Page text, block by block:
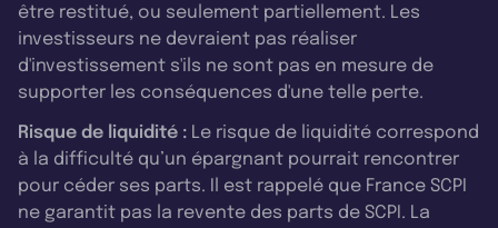
être restitué, ou seulement partiellement. Les
investisseurs ne devraient pas réaliser
d'investissement s'ils ne sont pas en mesure de
supporter les conséquences d'une telle perte.
Risque de liquidité : Le risque de liquidité correspond
à la difficulté qu’un épargnant pourrait rencontrer
pour céder ses parts. Il est rappelé que France SCPI
ne garantit pas la revente des parts de SCPI. La